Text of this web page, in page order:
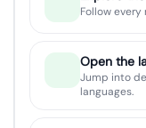
Follow
Open the
Jump into
languages.